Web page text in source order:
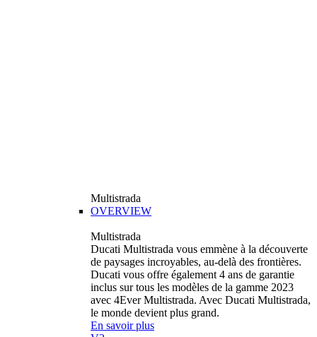
Multistrada
OVERVIEW
Multistrada
Ducati Multistrada vous emmène à la découverte
de paysages incroyables, au-delà des frontières.
Ducati vous offre également 4 ans de garantie
inclus sur tous les modèles de la gamme 2023
avec 4Ever Multistrada. Avec Ducati Multistrada,
le monde devient plus grand.
En savoir plus